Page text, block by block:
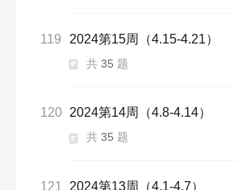
119 2024第15周（4.15-4.21）
共 35 题
120 2024第14周（4.8-4.14）
共 35 题
121 2024第13周（4.1-4.7）